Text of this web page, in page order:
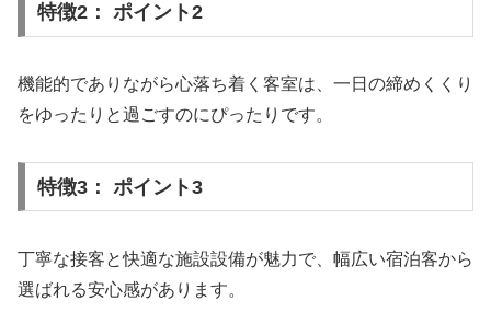
特徴2： ポイント2
機能的でありながら心落ち着く客室は、一日の締めくくり
をゆったりと過ごすのにぴったりです。
特徴3： ポイント3
丁寧な接客と快適な施設設備が魅力で、幅広い宿泊客から
選ばれる安心感があります。